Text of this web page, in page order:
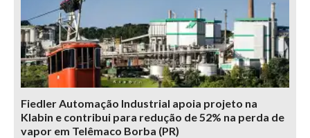
Fiedler Automação Industrial apoia projeto na
Klabin e contribui para redução de 52% na perda de
vapor em Telêmaco Borba (PR)